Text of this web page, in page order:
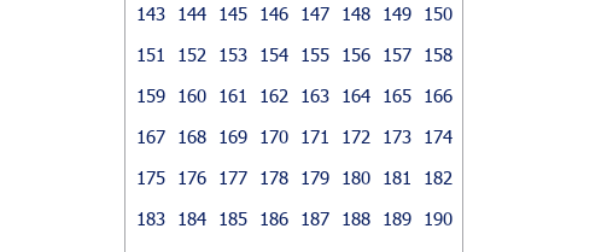
143
144 145 146 147 148 149
150
151
152 153 154 155 156 157
158
159
160 161 162 163 164 165
166
167
168 169 170 171 172 173
174
175
176 177 178 179 180 181
182
183
184 185 186 187 188 189
190